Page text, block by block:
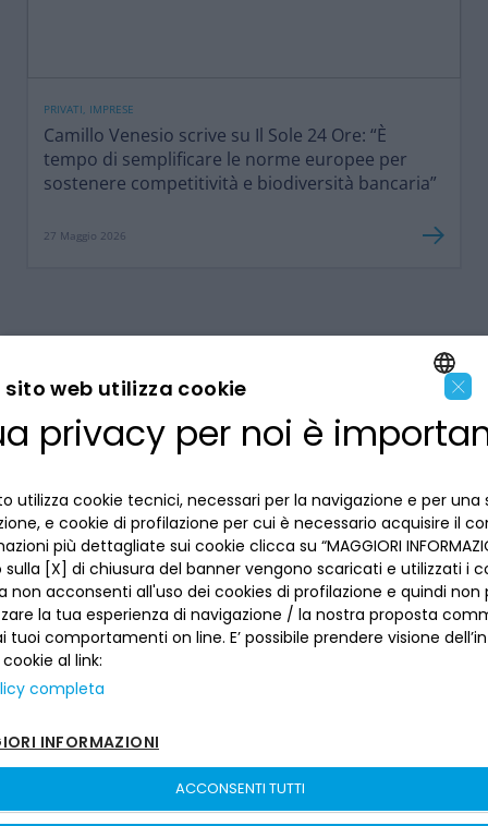
PRIVATI, IMPRESE
Camillo Venesio scrive su Il Sole 24 Ore: “È
tempo di semplificare le norme europee per
sostenere competitività e biodiversità bancaria”
27 Maggio 2026
LA BANCA
Dove siamo
Lavora con noi
Reclami
Numeri utili
INFORMAZIONI PER IL CLIENTE
Privacy
La tua scelta sui cookies
Informativa al pubblico
Sepa
Sicurezza
Depositi dormienti
Arbitro per le Controversie Finanziarie
ACCESSIBILITÀ E APP
SEGUICI SUI SOCIAL
Banca del Piemonte | P. Iva 00821100013 –Sitemap–sito creato da
ENGLISH
×
sito web utilizza cookie
privacy per noi è
utilizza cookie tecnici, necessari per la navigazione e per una
e cookie di profilazione per cui è necessario acquisire il
più dettagliate sui cookie clicca su “MAGGIORI
[X] di chiusura del banner vengono scaricati e utilizzati i
non acconsenti all'uso dei cookies di profilazione e quindi non
la tua esperienza di navigazione / la nostra proposta
tuoi comportamenti on line. E’ possibile prendere visione
al link:
completa
INFORMAZIONI
ACCONSENTI TUTTI